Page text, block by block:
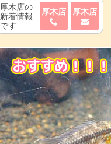
厚木店の
新着情報
です
厚木店 厚木店
おすすめ！！！